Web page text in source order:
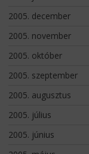
2005. december
2005. november
2005. október
2005. szeptember
2005. augusztus
2005. július
2005. június